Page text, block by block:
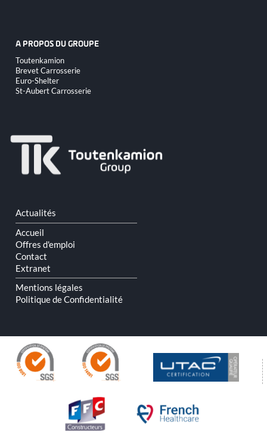
A PROPOS DU GROUPE
Aller
au
contenu
Toutenkamion
Brevet Carrosserie
Euro-Shelter
St-Aubert Carrosserie
Aller
au
contenu
Actualités
Accueil
Offres d'emploi
Contact
Extranet
Mentions légales
Politique de Confidentialité